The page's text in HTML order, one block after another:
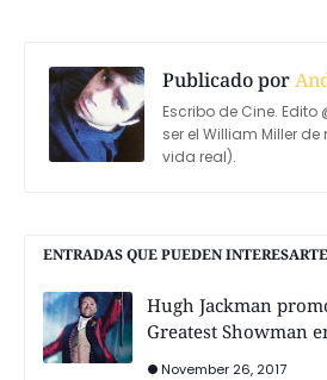
Publicado por
Escribo de Cine. Edito
ser el William Miller
vida real).
ENTRADAS QUE PUEDEN INTERESARTE
Hugh Jackman
Greatest Showman
November 26, 2017